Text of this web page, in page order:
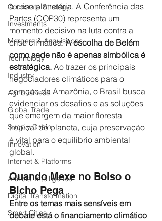
Corporate Strategy
Investments
Mergers & Acquisitions
Technology
Industry
Agribusiness
Global Trade
Supply Chain
Innovation
Internet & Platforms
Artificial Intelligence
Digital Transformation
Smart Cities
à crise planetária. A Conferência das
Partes (COP30) representa um
momento decisivo na luta contra a
crise climática. A escolha de Belém
como sede não é apenas simbólica é
estratégica. Ao trazer os principais
negociadores climáticos para o
coração da Amazônia, o Brasil busca
evidenciar os desafios e as soluções
que emergem da maior floresta
tropical do planeta, cuja preservação
é vital para o equilíbrio ambiental
global.
Quando Mexe no Bolso o
Bicho Pega
Entre os temas mais sensíveis em
debate está o financiamento climático